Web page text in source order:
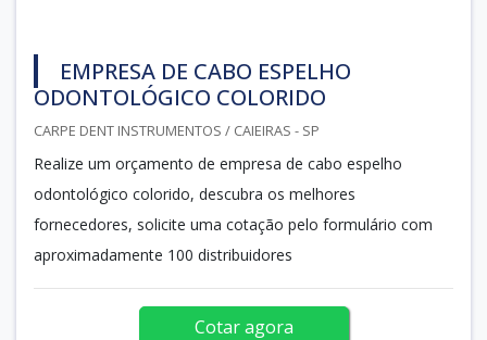
EMPRESA DE CABO ESPELHO
ODONTOLÓGICO COLORIDO
CARPE DENT INSTRUMENTOS / CAIEIRAS - SP
Realize um orçamento de empresa de cabo espelho
odontológico colorido, descubra os melhores
fornecedores, solicite uma cotação pelo formulário com
aproximadamente 100 distribuidores
Cotar agora